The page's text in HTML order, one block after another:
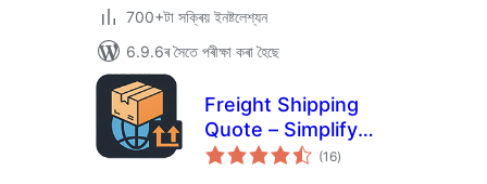
700+টা সক্ৰিয় ইনষ্টলেশ্যন
6.9.6ৰ সৈতে পৰীক্ষা কৰা হৈছে
Freight Shipping
Quote – Simplify
Shipping Cost
(16টা
মুঠ)